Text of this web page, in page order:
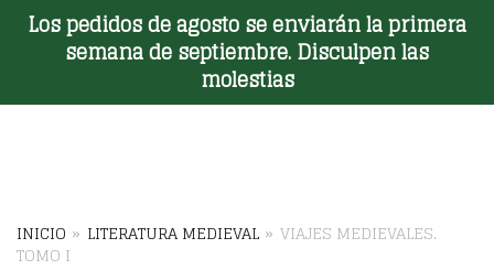
Los pedidos de agosto se enviarán la primera
semana de septiembre. Disculpen las
molestias
Toggle Menu
INICIO » LITERATURA MEDIEVAL » VIAJES MEDIEVALES.
TOMO I